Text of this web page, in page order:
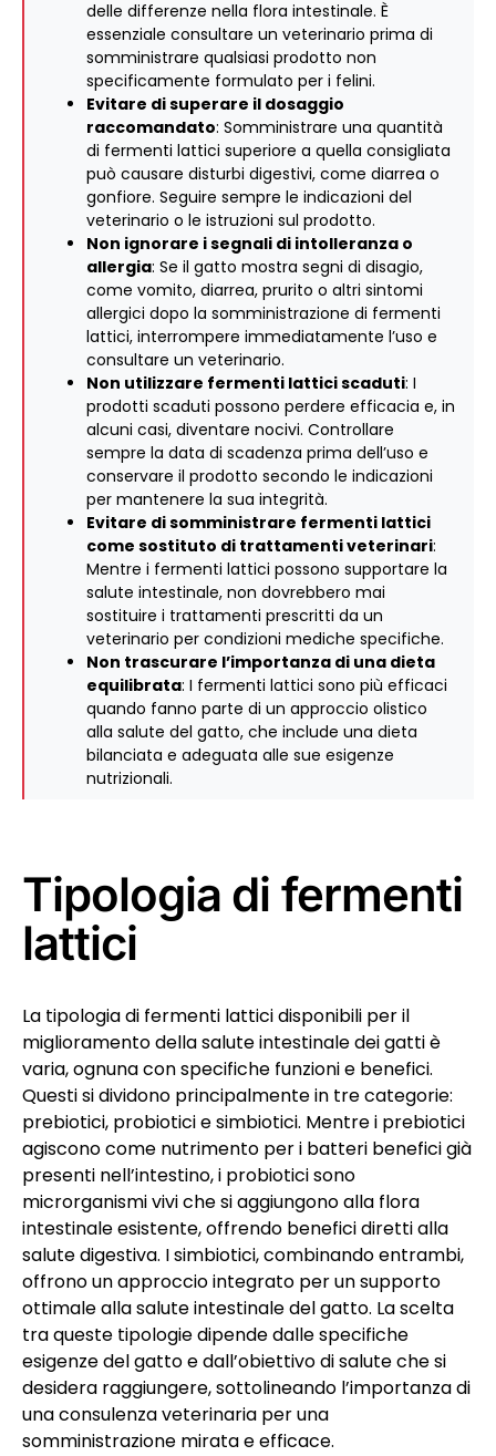
delle differenze nella flora intestinale. È
essenziale consultare un veterinario prima di
somministrare qualsiasi prodotto non
specificamente formulato per i felini.
Evitare di superare il dosaggio
raccomandato: Somministrare una quantità
di fermenti lattici superiore a quella consigliata
può causare disturbi digestivi, come diarrea o
gonfiore. Seguire sempre le indicazioni del
veterinario o le istruzioni sul prodotto.
Non ignorare i segnali di intolleranza o
allergia: Se il gatto mostra segni di disagio,
come vomito, diarrea, prurito o altri sintomi
allergici dopo la somministrazione di fermenti
lattici, interrompere immediatamente l’uso e
consultare un veterinario.
Non utilizzare fermenti lattici scaduti: I
prodotti scaduti possono perdere efficacia e, in
alcuni casi, diventare nocivi. Controllare
sempre la data di scadenza prima dell’uso e
conservare il prodotto secondo le indicazioni
per mantenere la sua integrità.
Evitare di somministrare fermenti lattici
come sostituto di trattamenti veterinari:
Mentre i fermenti lattici possono supportare la
salute intestinale, non dovrebbero mai
sostituire i trattamenti prescritti da un
veterinario per condizioni mediche specifiche.
Non trascurare l’importanza di una dieta
equilibrata: I fermenti lattici sono più efficaci
quando fanno parte di un approccio olistico
alla salute del gatto, che include una dieta
bilanciata e adeguata alle sue esigenze
nutrizionali.
Tipologia di fermenti
lattici
La tipologia di fermenti lattici disponibili per il
miglioramento della salute intestinale dei gatti è
varia, ognuna con specifiche funzioni e benefici.
Questi si dividono principalmente in tre categorie:
prebiotici, probiotici e simbiotici. Mentre i prebiotici
agiscono come nutrimento per i batteri benefici già
presenti nell’intestino, i probiotici sono
microrganismi vivi che si aggiungono alla flora
intestinale esistente, offrendo benefici diretti alla
salute digestiva. I simbiotici, combinando entrambi,
offrono un approccio integrato per un supporto
ottimale alla salute intestinale del gatto. La scelta
tra queste tipologie dipende dalle specifiche
esigenze del gatto e dall’obiettivo di salute che si
desidera raggiungere, sottolineando l’importanza di
una consulenza veterinaria per una
somministrazione mirata e efficace.